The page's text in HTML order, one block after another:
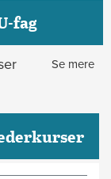
fag
Se mere